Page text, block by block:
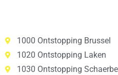
1000 Ontstopping Brussel
1020 Ontstopping Laken
1030 Ontstopping